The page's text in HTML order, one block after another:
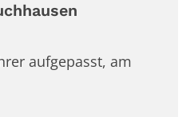
aufgepasst, am